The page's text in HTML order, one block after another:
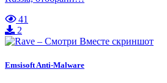
41
2
Emsisoft Anti-Malware